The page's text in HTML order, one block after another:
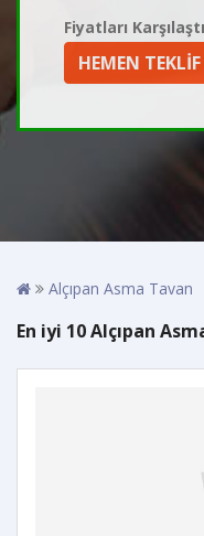
Fiyatları
HEMEN
Alçıpan Asma Tavan
En iyi 10 Alçıpan